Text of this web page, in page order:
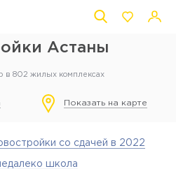
Астаны
в 802 жилых комплексах
Показать на карте
со сдачей в 2022
школа